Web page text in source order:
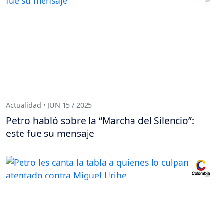
Actualidad • JUN 15 / 2025
Petro habló sobre la “Marcha del Silencio”:
este fue su mensaje